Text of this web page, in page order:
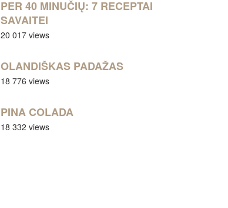
PER 40 MINUČIŲ: 7 RECEPTAI
SAVAITEI
20 017 views
OLANDIŠKAS PADAŽAS
18 776 views
PINA COLADA
18 332 views